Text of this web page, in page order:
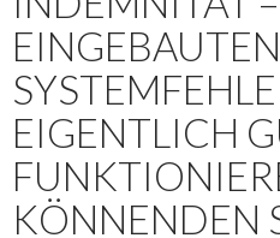
EINGEBAUTEN
EIGENTLICH
KÖNNENDEN